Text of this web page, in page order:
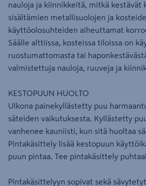
nauloja ja kiinnikkeitä, mitkä kestävät
sisältämien metallisuolojen ja
käyttöolosuhteiden aiheuttamat
Säälle alttiissa, kosteissa tiloissa on
ruostumattomasta tai
valmistettuja nauloja, ruuveja ja
KESTOPUUN HUOLTO
Ulkona painekyllästetty puu
säteiden vaikutuksesta. Kyllästetty
vanhenee kauniisti, kun sitä huoltaa
Pintakäsittely lisää kestopuun
puun pintaa. Tee pintakäsittely
Pintakäsittelyyn sopivat sekä